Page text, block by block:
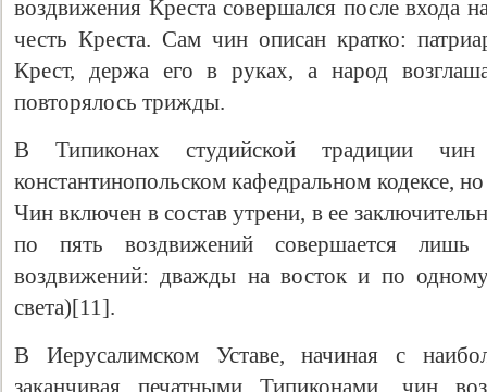
воздвижения Креста совершался после входа
честь Креста. Сам чин описан кратко:
Крест, держа его в руках, а народ
повторялось трижды.
В Типиконах студийской традиции
константинопольском кафедральном кодексе,
Чин включен в состав утрени, в ее
по пять воздвижений совершается
воздвижений: дважды на восток и по
света)[11].
В Иерусалимском Уставе, начиная с
заканчивая печатными Типиконами, чин